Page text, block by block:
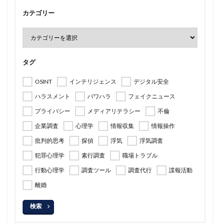
カテゴリー
タグ
OSINT インテリジェンス
デジタル安全
ハラスメント
パワハラ
フェイクニュース
プライバシー
メディアリテラシー
不倫
企業調査
心理学 情報収集
情報操作
批判的思考
探偵 浮気
浮気調査
犯罪心理学
素行調査
職場トラブル
行動心理学
調査ツール 調査代行
諜報活動
離婚
検索